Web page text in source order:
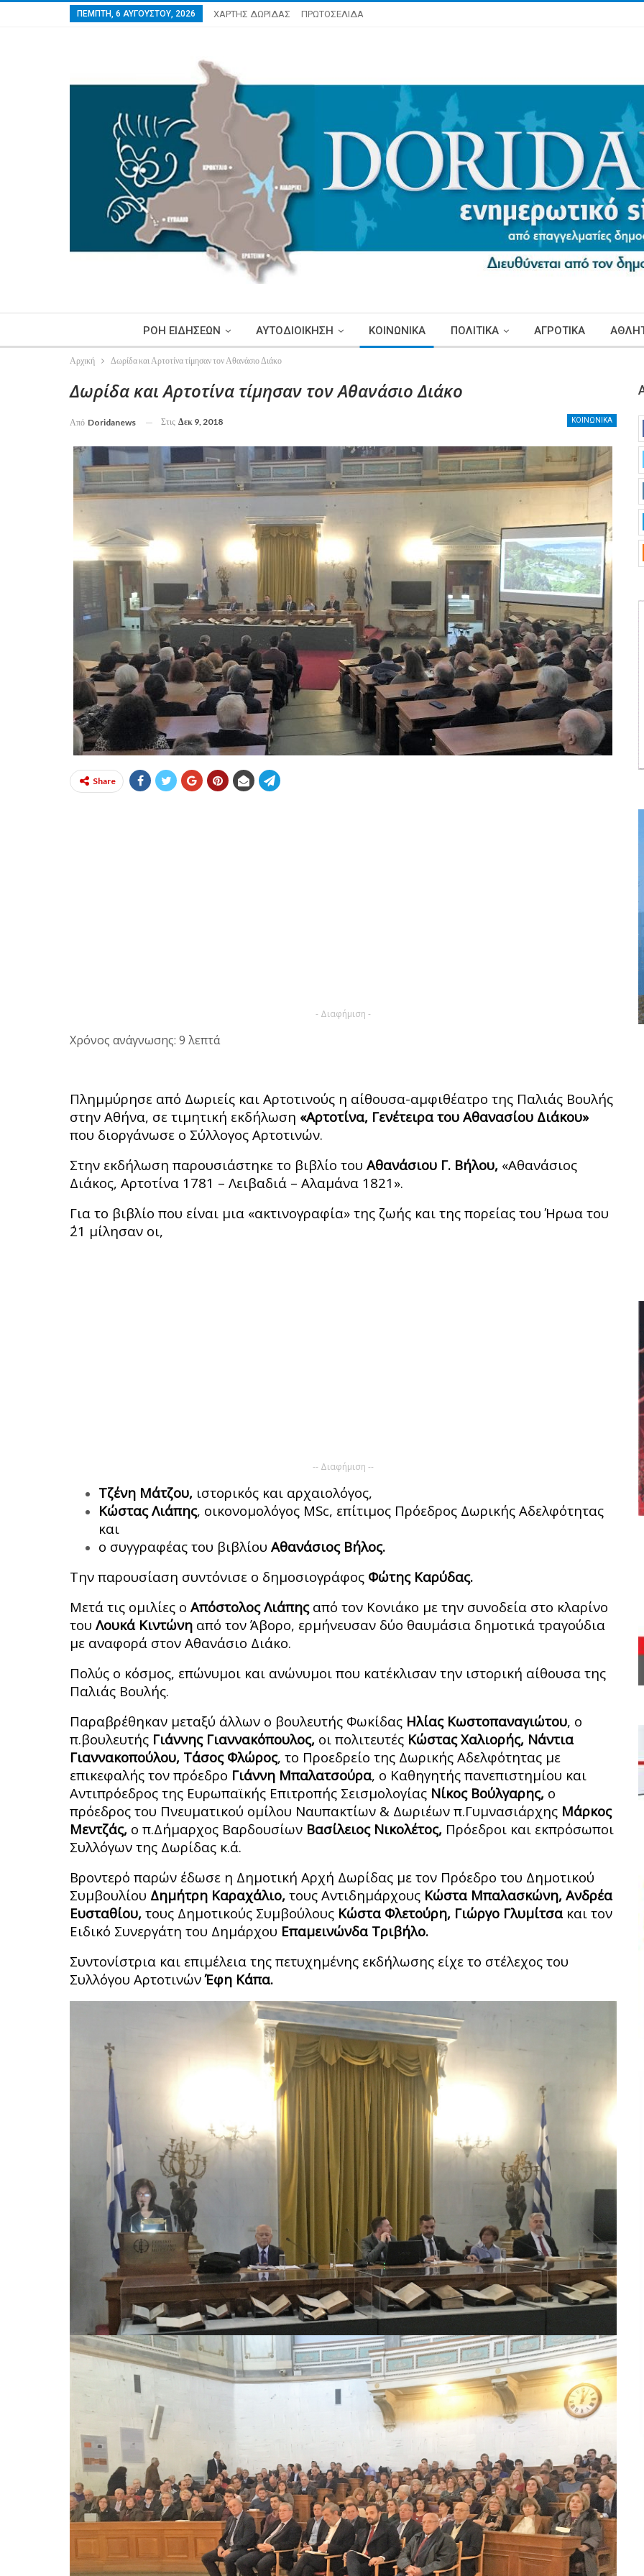
ΠΈΜΠΤΗ, 6 ΑΥΓΟΎΣΤΟΥ, 2026 ΧΑΡΤΗΣ ΔΩΡΙΔΑΣ ΠΡΩΤΟΣΕΛΙΔΑ
ΡΟΗ ΕΙΔΗΣΕΩΝ ΑΥΤΟΔΙΟΙΚΗΣΗ ΚΟΙΝΩΝΙΚΑ ΠΟΛΙΤΙΚΑ ΑΓΡΟΤΙΚΑ
Αρχική Δωρίδα και Αρτοτίνα τίμησαν τον Αθανάσιο Διάκο
Δωρίδα και Αρτοτίνα τίμησαν τον Αθανάσιο Διάκο
ΚΟΙΝΩΝΙΚΑ
Από Doridanews Στις Δεκ 9, 2018
Share
- Διαφήμιση -
Χρόνος ανάγνωσης: 9 λεπτά
Πλημμύρησε από Δωριείς και Αρτοτινούς η αίθουσα-αμφιθέατρο της Παλιάς Βουλής
στην Αθήνα, σε τιμητική εκδήλωση «Αρτοτίνα, Γενέτειρα του Αθανασίου Διάκου»
που διοργάνωσε ο Σύλλογος Αρτοτινών.
Στην εκδήλωση παρουσιάστηκε το βιβλίο του Αθανάσιου Γ. Βήλου, «Αθανάσιος
Διάκος, Αρτοτίνα 1781 – Λειβαδιά – Αλαμάνα 1821».
Για το βιβλίο που είναι μια «ακτινογραφία» της ζωής και της πορείας του Ήρωα του
΄21 μίλησαν οι,
-- Διαφήμιση --
Τζένη Μάτζου, ιστορικός και αρχαιολόγος,
Κώστας Λιάπης, οικονομολόγος MSc, επίτιμος Πρόεδρος Δωρικής Αδελφότητας
και
ο συγγραφέας του βιβλίου Αθανάσιος Βήλος.
Την παρουσίαση συντόνισε ο δημοσιογράφος Φώτης Καρύδας.
Μετά τις ομιλίες ο Απόστολος Λιάπηςαπό τον Κονιάκο με την συνοδεία στο κλαρίνο
του Λουκά Κιντώνη από τον Άβορο, ερμήνευσαν δύο θαυμάσια δημοτικά τραγούδια
με αναφορά στον Αθανάσιο Διάκο.
Πολύς ο κόσμος, επώνυμοι και ανώνυμοι που κατέκλισαν την ιστορική αίθουσα της
Παλιάς Βουλής.
Παραβρέθηκαν μεταξύ άλλων ο βουλευτής Φωκίδας Ηλίας Κωστοπαναγιώτου, ο
π.βουλευτής Γιάννης Γιαννακόπουλος, οι πολιτευτές Κώστας Χαλιορής, Νάντια
Γιαννακοπούλου, Τάσος Φλώρος, το Προεδρείο της Δωρικής Αδελφότητας με
επικεφαλής τον πρόεδρο Γιάννη Μπαλατσούρα, ο Καθηγητής πανεπιστημίου και
Αντιπρόεδρος της Ευρωπαϊκής Επιτροπής Σεισμολογίας Νίκος Βούλγαρης, ο
πρόεδρος του Πνευματικού ομίλου Ναυπακτίων & Δωριέων π.Γυμνασιάρχης Μάρκος
Μεντζάς, ο π.Δήμαρχος Βαρδουσίων Βασίλειος Νικολέτος, Πρόεδροι και εκπρόσωποι
Συλλόγων της Δωρίδας κ.ά.
Βροντερό παρών έδωσε η Δημοτική Αρχή Δωρίδας με τον Πρόεδρο του Δημοτικού
Συμβουλίου Δημήτρη Καραχάλιο, τους Αντιδημάρχους Κώστα Μπαλασκώνη, Ανδρέα
Ευσταθίου, τους Δημοτικούς Συμβούλους Κώστα Φλετούρη, Γιώργο Γλυμίτσα και τον
Ειδικό Συνεργάτη του Δημάρχου Επαμεινώνδα Τριβήλο.
Συντονίστρια και επιμέλεια της πετυχημένης εκδήλωσης είχε το στέλεχος του
Συλλόγου ΑρτοτινώνΈφη Κάπα.